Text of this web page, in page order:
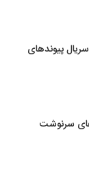
پیش نمایش قسمت 4 سریال پیوندهای